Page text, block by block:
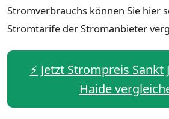
Stromverbrauchs können Sie hier
Stromtarife der Stromanbieter
⚡️ Jetzt Strompreis
Haide